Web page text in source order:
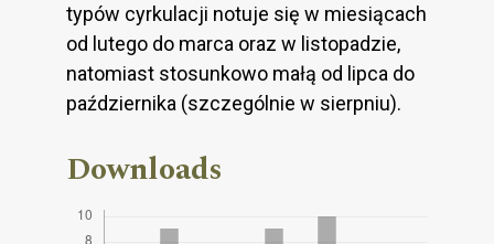
typów cyrkulacji notuje się w miesiącach
od lutego do marca oraz w listopadzie,
natomiast stosunkowo małą od lipca do
października (szczególnie w sierpniu).
Downloads